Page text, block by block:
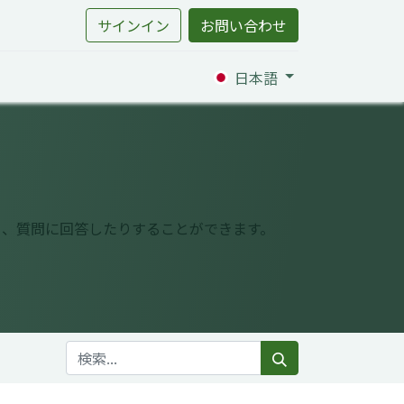
サインイン お問い合わせ
日本語
問に回答したりすることができます。